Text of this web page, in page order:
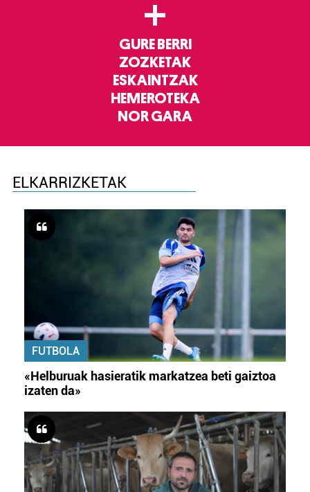
+
GURE BERRI
ZOZKETAK
ESKAINTZAK
HEMEROTEKA
NOR GARA
ELKARRIZKETAK
FUTBOLA
«Helburuak hasieratik markatzea beti gaiztoa
izaten da»